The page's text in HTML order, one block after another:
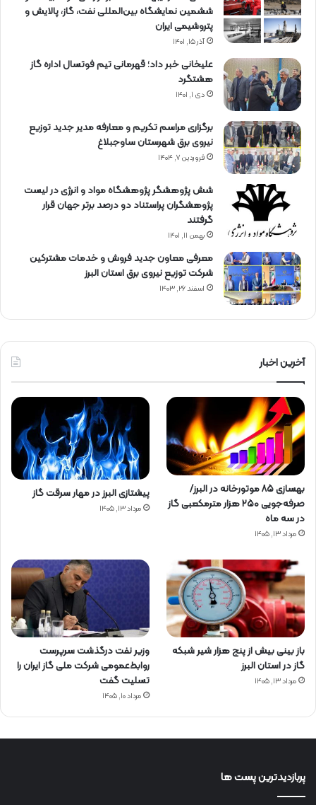
ششمین نمایشگاه بین‌المللی نفت، گاز، پالایش و
پتروشیمی ایران
آذر ۱۵, ۱۴۰۱
علیخانی خبر داد؛ قهرمانی تیم فوتسال اداره گاز
هشتگرد
دی ۱, ۱۴۰۱
برگزاری مراسم تكریم و معارفه مدیر جدید توزیع
نیروی برق شهرستان ساوجبلاغ
فروردین ۷, ۱۴۰۴
شش پژوهشگر پژوهشگاه مواد و انرژی در لیست
پژوهشگران پراستناد دو درصد برتر جهان قرار
گرفتند
بهمن ۱۱, ۱۴۰۱
معرفی معاون جدید فروش و خدمات مشتركین
شركت توزیع نیروی برق استان البرز
اسفند ۲۶, ۱۴۰۳
آخرین اخبار
بهسازی ۸۵ موتورخانه در البرز/
صرفه‌جویی ۲۵۰ هزار مترمکعبی گاز
در سه ماه
مرداد ۱۳, ۱۴۰۵
پیشتازی البرز در مهار سرقت گاز
مرداد ۱۳, ۱۴۰۵
باز بینی بیش از پنج هزار شیر شبکه
گاز در استان البرز
مرداد ۱۳, ۱۴۰۵
وزیر نفت درگذشت سرپرست
روابط‌عمومی شرکت ملی گاز ایران را
تسلیت گفت
مرداد ۱۰, ۱۴۰۵
پربازدیدترین پست ها